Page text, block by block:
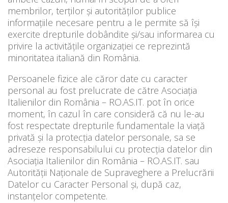
membrilor, terților și autorităților publice
informațiile necesare pentru a le permite să își
exercite drepturile dobândite și/sau informarea cu
privire la activitățile organizației ce reprezintă
minoritatea italiană din România.
Persoanele fizice ale căror date cu caracter
personal au fost prelucrate de către Asociația
Italienilor din România – RO.AS.IT. pot în orice
moment, în cazul în care consideră că nu le-au
fost respectate drepturile fundamentale la viață
privată și la protecția datelor personale, sa se
adreseze responsabilului cu protecția datelor din
Asociația Italienilor din România – RO.AS.IT. sau
Autorității Naționale de Supraveghere a Prelucrării
Datelor cu Caracter Personal și, după caz,
instanțelor competente.